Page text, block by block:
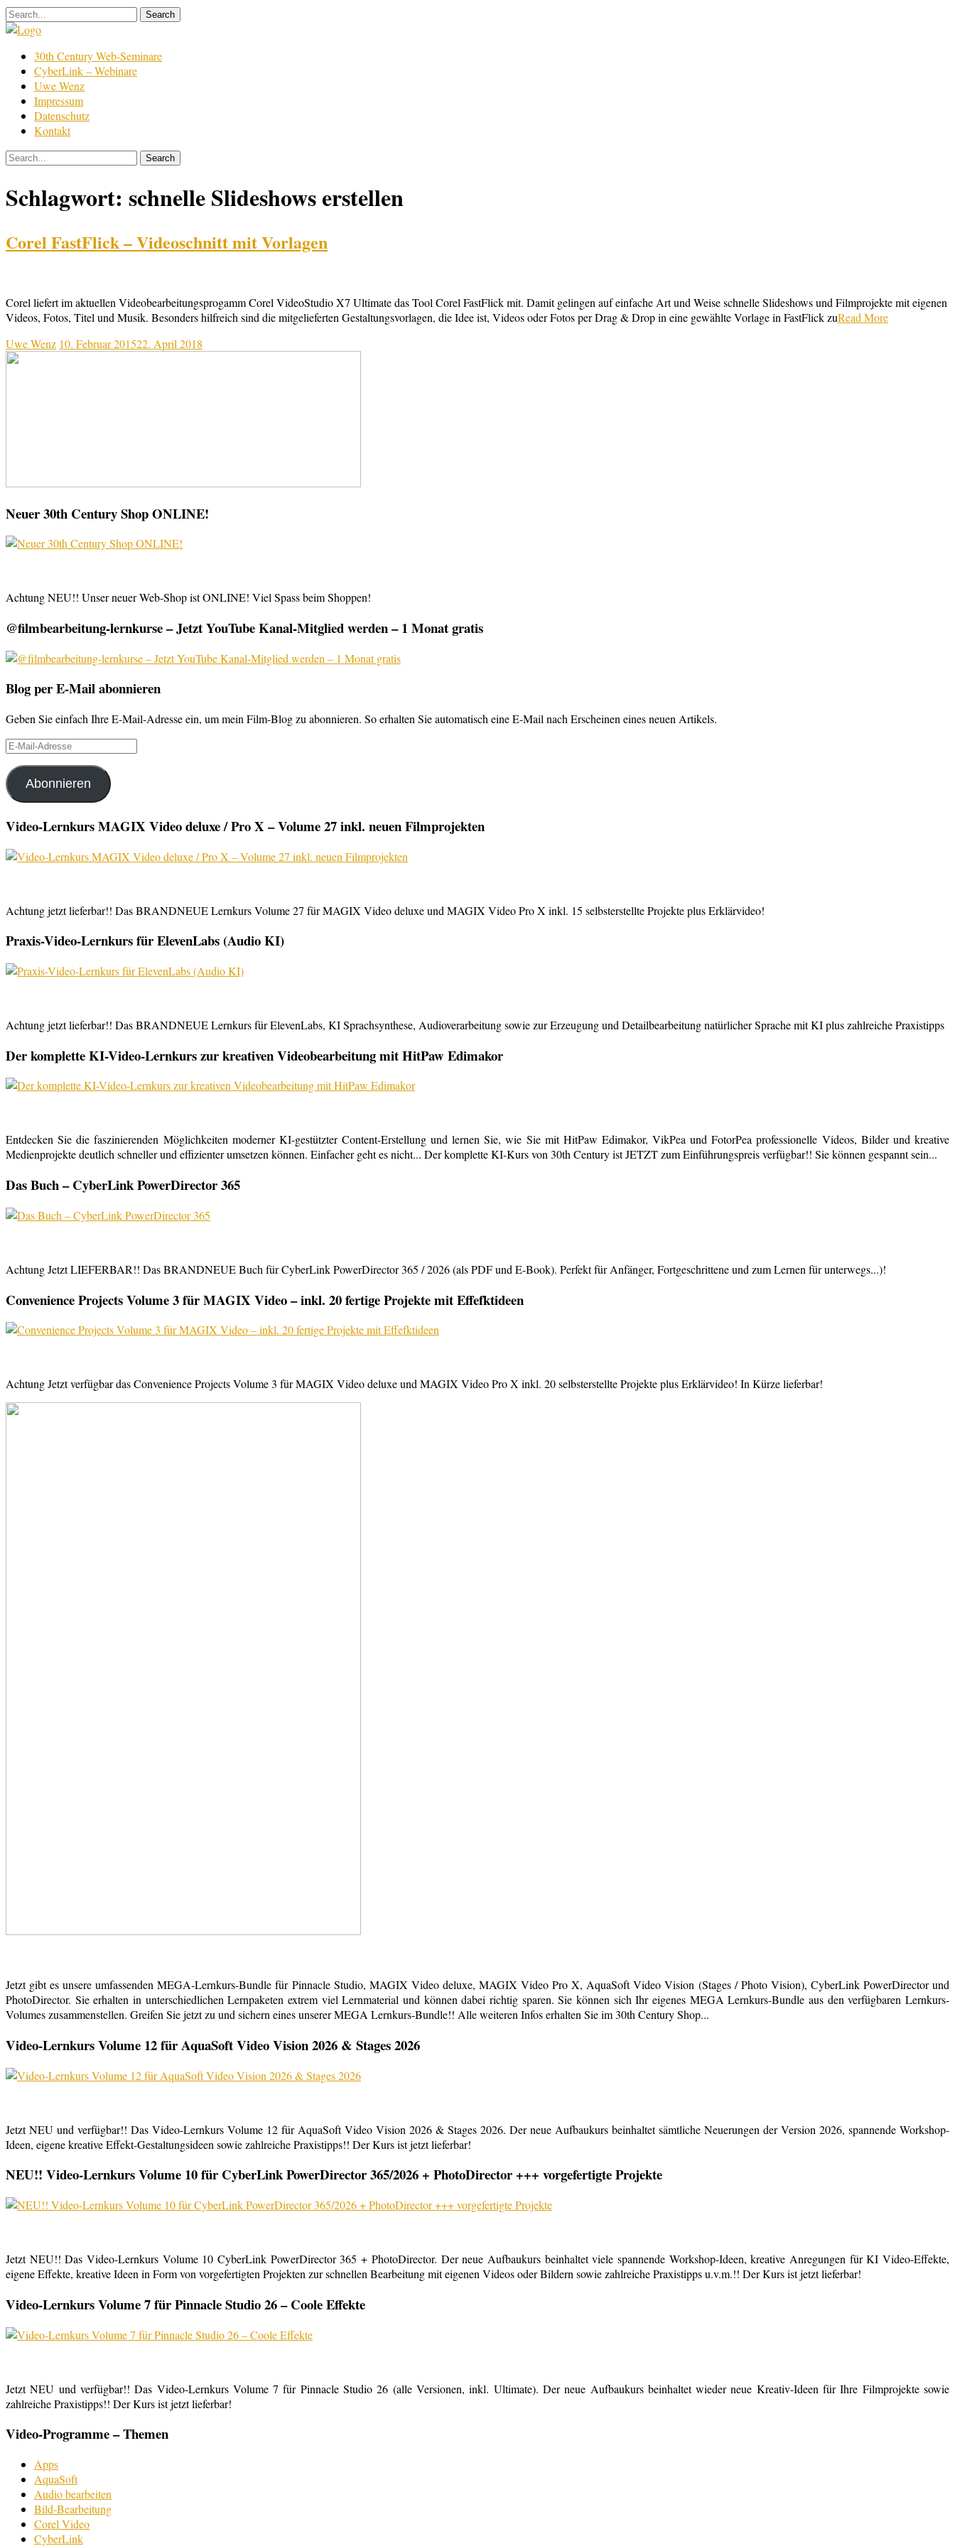
Skip
to
Film
Bearbeitung
30th Century Web-Seminare
CyberLink – Webinare
Uwe Wenz
Impressum
Datenschutz
Kontakt
Schlagwort: schnelle Slideshows erstellen
Corel FastFlick – Videoschnitt mit Vorlagen
Corel liefert im aktuellen Videobearbeitungsprogamm Corel VideoStudio X7 Ultimate das Tool Corel FastFlick mit. Damit gelingen auf einfache Art und Weise schnelle Slideshows und Filmprojekte mit eigenen
Videos, Fotos, Titel und Musik. Besonders hilfreich sind die mitgelieferten Gestaltungsvorlagen, die Idee ist, Videos oder Fotos per Drag & Drop in eine gewählte Vorlage in FastFlick zuRead More
Uwe Wenz 10. Februar 201522. April 2018
Neuer 30th Century Shop ONLINE!
Achtung NEU!! Unser neuer Web-Shop ist ONLINE! Viel Spass beim Shoppen!
@filmbearbeitung-lernkurse – Jetzt YouTube Kanal-Mitglied werden – 1 Monat gratis
Blog per E-Mail abonnieren
Geben Sie einfach Ihre E-Mail-Adresse ein, um mein Film-Blog zu abonnieren. So erhalten Sie automatisch eine E-Mail nach Erscheinen eines neuen Artikels.
E-
Adresse
Abonnieren
Video-Lernkurs MAGIX Video deluxe / Pro X – Volume 27 inkl. neuen Filmprojekten
Achtung jetzt lieferbar!! Das BRANDNEUE Lernkurs Volume 27 für MAGIX Video deluxe und MAGIX Video Pro X inkl. 15 selbsterstellte Projekte plus Erklärvideo!
Praxis-Video-Lernkurs für ElevenLabs (Audio KI)
Achtung jetzt lieferbar!! Das BRANDNEUE Lernkurs für ElevenLabs, KI Sprachsynthese, Audioverarbeitung sowie zur Erzeugung und Detailbearbeitung natürlicher Sprache mit KI plus zahlreiche Praxistipps
Der komplette KI-Video-Lernkurs zur kreativen Videobearbeitung mit HitPaw Edimakor
Entdecken Sie die faszinierenden Möglichkeiten moderner KI-gestützter Content-Erstellung und lernen Sie, wie Sie mit HitPaw Edimakor, VikPea und FotorPea professionelle Videos, Bilder und kreative
Medienprojekte deutlich schneller und effizienter umsetzen können. Einfacher geht es nicht... Der komplette KI-Kurs von 30th Century ist JETZT zum Einführungspreis verfügbar!! Sie können gespannt sein...
Das Buch – CyberLink PowerDirector 365
Achtung Jetzt LIEFERBAR!! Das BRANDNEUE Buch für CyberLink PowerDirector 365 / 2026 (als PDF und E-Book). Perfekt für Anfänger, Fortgeschrittene und zum Lernen für unterwegs...)!
Convenience Projects Volume 3 für MAGIX Video – inkl. 20 fertige Projekte mit Effefktideen
Achtung Jetzt verfügbar das Convenience Projects Volume 3 für MAGIX Video deluxe und MAGIX Video Pro X inkl. 20 selbsterstellte Projekte plus Erklärvideo! In Kürze lieferbar!
Jetzt gibt es unsere umfassenden MEGA-Lernkurs-Bundle für Pinnacle Studio, MAGIX Video deluxe, MAGIX Video Pro X, AquaSoft Video Vision (Stages / Photo Vision), CyberLink PowerDirector und
PhotoDirector. Sie erhalten in unterschiedlichen Lernpaketen extrem viel Lernmaterial und können dabei richtig sparen. Sie können sich Ihr eigenes MEGA Lernkurs-Bundle aus den verfügbaren Lernkurs-
Volumes zusammenstellen. Greifen Sie jetzt zu und sichern eines unserer MEGA Lernkurs-Bundle!! Alle weiteren Infos erhalten Sie im 30th Century Shop...
Video-Lernkurs Volume 12 für AquaSoft Video Vision 2026 & Stages 2026
Jetzt NEU und verfügbar!! Das Video-Lernkurs Volume 12 für AquaSoft Video Vision 2026 & Stages 2026. Der neue Aufbaukurs beinhaltet sämtliche Neuerungen der Version 2026, spannende Workshop-
Ideen, eigene kreative Effekt-Gestaltungsideen sowie zahlreiche Praxistipps!! Der Kurs ist jetzt lieferbar!
NEU!! Video-Lernkurs Volume 10 für CyberLink PowerDirector 365/2026 + PhotoDirector +++ vorgefertigte Projekte
Jetzt NEU!! Das Video-Lernkurs Volume 10 CyberLink PowerDirector 365 + PhotoDirector. Der neue Aufbaukurs beinhaltet viele spannende Workshop-Ideen, kreative Anregungen für KI Video-Effekte,
eigene Effekte, kreative Ideen in Form von vorgefertigten Projekten zur schnellen Bearbeitung mit eigenen Videos oder Bildern sowie zahlreiche Praxistipps u.v.m.!! Der Kurs ist jetzt lieferbar!
Video-Lernkurs Volume 7 für Pinnacle Studio 26 – Coole Effekte
Jetzt NEU und verfügbar!! Das Video-Lernkurs Volume 7 für Pinnacle Studio 26 (alle Versionen, inkl. Ultimate). Der neue Aufbaukurs beinhaltet wieder neue Kreativ-Ideen für Ihre Filmprojekte sowie
zahlreiche Praxistipps!! Der Kurs ist jetzt lieferbar!
Video-Programme – Themen
Apps
AquaSoft
Audio bearbeiten
Bild-Bearbeitung
Corel Video
CyberLink